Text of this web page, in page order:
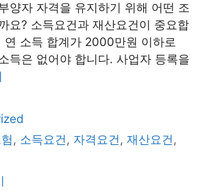
양자 자격을 유지하기 위해 어떤 조
요? 소득요건과 재산요건이 중요합
연 소득 합계가 2000만원 이하로
득은 없어야 합니다. 사업자 등록을
, 소득요건, 자격요건,재산요건,